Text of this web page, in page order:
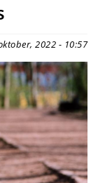
2022 - 10:57